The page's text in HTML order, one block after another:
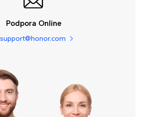
Podpora Online